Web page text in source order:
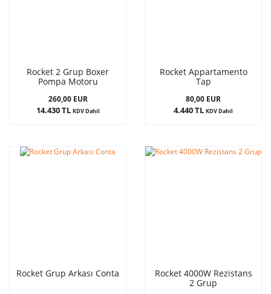
Rocket 2 Grup Boxer
Pompa Motoru
260,00 EUR
14.430 TL KDV Dahil
Rocket Appartamento
Tap
80,00 EUR
4.440 TL KDV Dahil
Rocket Grup Arkası Conta
Rocket 4000W Rezistans
2 Grup